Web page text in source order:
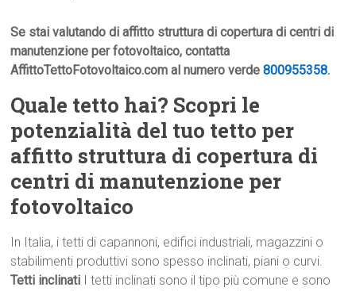
Se stai valutando di affitto struttura di copertura di centri di
manutenzione per fotovoltaico, contatta
AffittoTettoFotovoltaico.com al numero verde800955358.
Quale tetto hai? Scopri le
potenzialità del tuo tetto per
affitto struttura di copertura di
centri di manutenzione per
fotovoltaico
In Italia, i tetti di capannoni, edifici industriali, magazzini o
stabilimenti produttivi sono spesso inclinati, piani o curvi.
Tetti inclinati I tetti inclinati sono il tipo più comune e sono